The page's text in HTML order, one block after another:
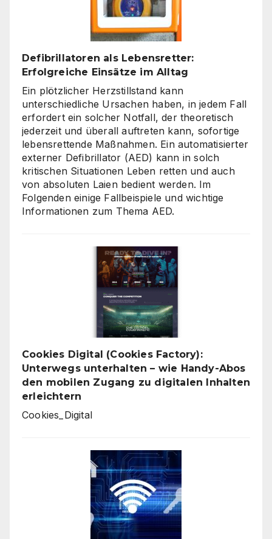
Online-
Tools
Defibrillatoren als Lebensretter:
Erfolgreiche Einsätze im Alltag
Ein plötzlicher Herzstillstand kann
unterschiedliche Ursachen haben, in jedem Fall
erfordert ein solcher Notfall, der theoretisch
jederzeit und überall auftreten kann, sofortige
lebensrettende Maßnahmen. Ein automatisierter
externer Defibrillator (AED) kann in solch
kritischen Situationen Leben retten und auch
von absoluten Laien bedient werden. Im
Folgenden einige Fallbeispiele und wichtige
Informationen zum Thema AED.
Cookies Digital (Cookies Factory):
Unterwegs unterhalten – wie Handy-Abos
den mobilen Zugang zu digitalen Inhalten
erleichtern
Cookies_Digital